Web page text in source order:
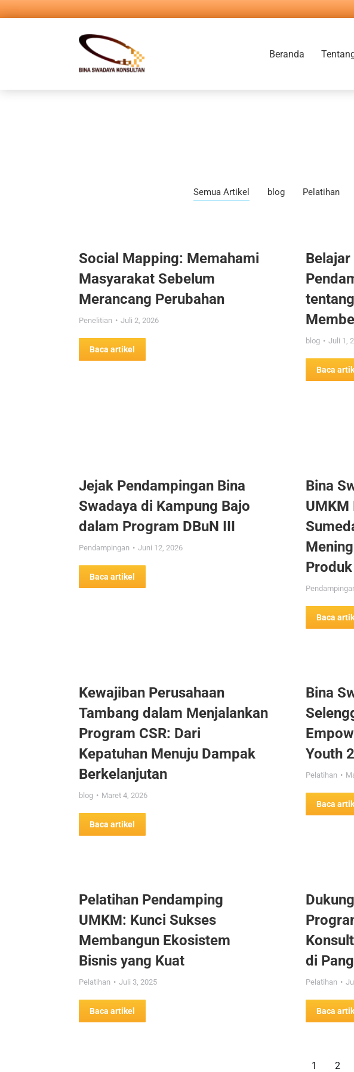
Beranda
Semua Artikel blog Pelatihan
Social Mapping: Memahami
Masyarakat Sebelum
Merancang Perubahan
Penelitian Juli 2, 2026
Baca artikel
blog Juli 1,
Baca
Jejak Pendampingan Bina
Swadaya di Kampung Bajo
dalam Program DBuN III
Pendampingan Juni 12, 2026
Baca artikel
Bina
UMKM
Produk
Baca
Kewajiban Perusahaan
Tambang dalam Menjalankan
Program CSR: Dari
Kepatuhan Menuju Dampak
Berkelanjutan
blog Maret 4, 2026
Baca artikel
Bina
Youth
Pelatihan
Baca
Pelatihan Pendamping
UMKM: Kunci Sukses
Membangun Ekosistem
Bisnis yang Kuat
Pelatihan Juli 3, 2025
Baca artikel
di
Pelatihan
Baca
1 2